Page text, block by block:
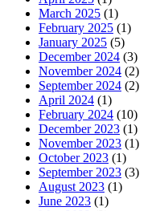
March 2025 (1)
February 2025 (1)
January 2025 (5)
December 2024 (3)
November 2024 (2)
September 2024 (2)
April 2024 (1)
February 2024 (10)
December 2023 (1)
November 2023 (1)
October 2023 (1)
September 2023 (3)
August 2023 (1)
June 2023 (1)